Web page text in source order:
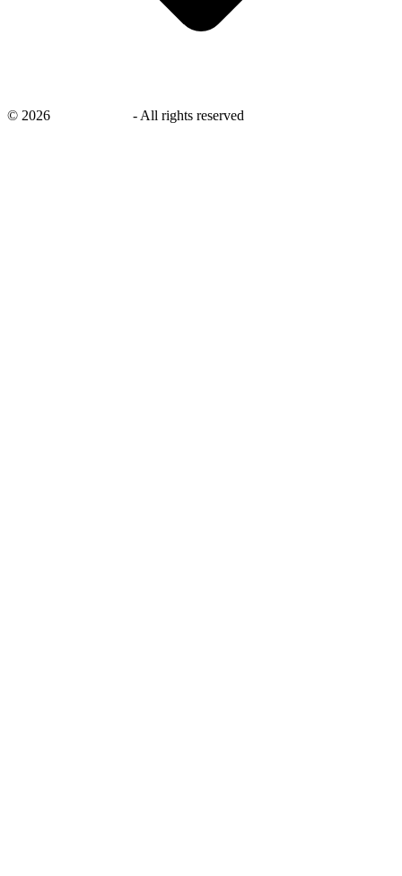
© 2026 - All rights reserved